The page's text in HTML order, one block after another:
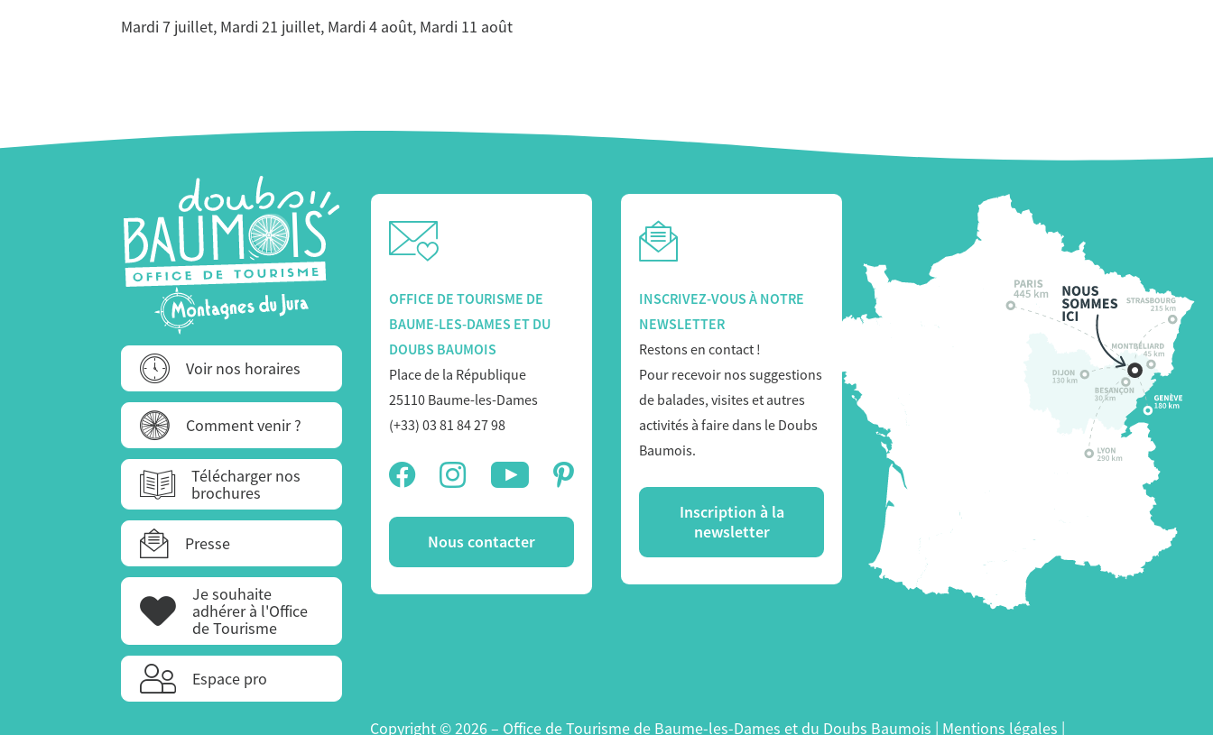
Mardi 7 juillet, Mardi 21 juillet, Mardi 4 août, Mardi 11 août
Voir nos horaires
Comment venir ?
Télécharger nos
brochures
Presse
Je souhaite
adhérer à l'Office
de Tourisme
Espace pro
OFFICE DE TOURISME DE
BAUME-LES-DAMES ET DU
DOUBS BAUMOIS
Place de la République
25110 Baume-les-Dames
(+33) 03 81 84 27 98
Nous contacter
INSCRIVEZ-VOUS À NOTRE
NEWSLETTER
Restons en contact !
Pour recevoir nos suggestions
de balades, visites et autres
activités à faire dans le Doubs
Baumois.
Inscription à la
newsletter
Copyright © 2026 – Office de Tourisme de Baume-les-Dames et du Doubs Baumois | Mentions légales |